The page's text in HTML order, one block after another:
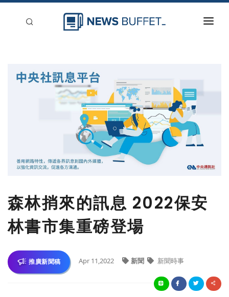
森林捎來的訊息 2022保安
林書市集重磅登場
推廣新聞稿 Apr 11,2022 新聞 新聞時事